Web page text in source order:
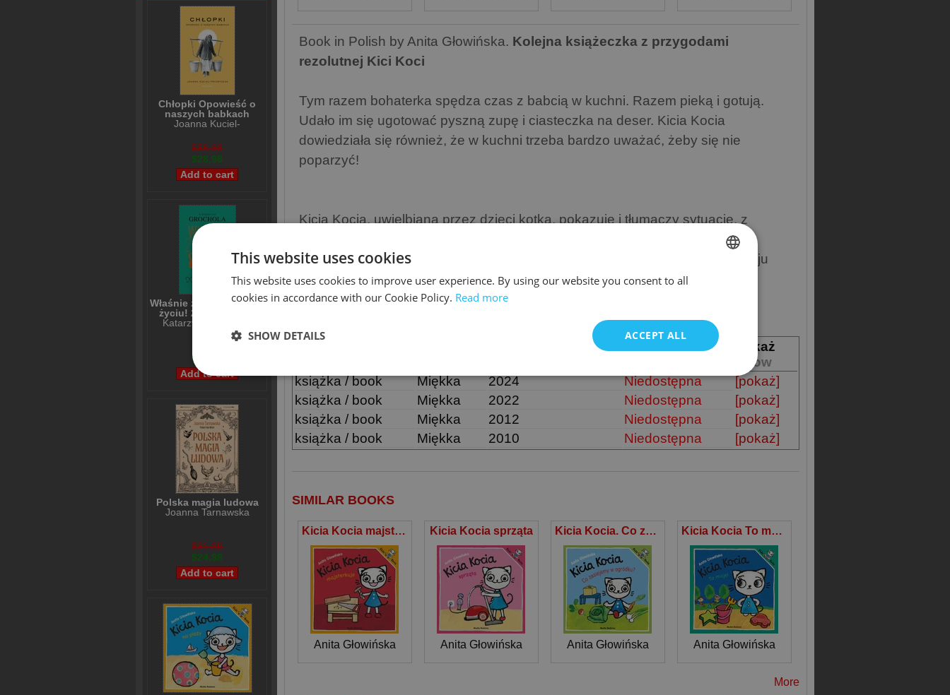
Chłopki Opowieść o
naszych babkach
Joanna Kuciel-
$36,38
$28,98
Właśnie że tak! Nigdy w
życiu! 20 lat później
Katarzyna Grochola
$31,21
$24,98
Polska magia ludowa
Joanna Tarnawska
$31,89
$24,98
Book in Polish by Anita Głowińska. Kolejna książeczka z przygodami
rezolutnej Kici Koci
Tym razem bohaterka spędza czas z babcią w kuchni. Razem pieką i gotują.
Udało im się ugotować pyszną zupę i ciasteczka na deser. Kicia Kocia
dowiedziała się również, że w kuchni trzeba bardzo uważać, żeby się nie
poparzyć!
Kicia Kocia, uwielbiana przez dzieci kotka, pokazuje i tłumaczy sytuacje, z
Historyjki przedstawiają zagadnienia w odpowiedni dla danego etapu rozwoju
sposób.
Pokaż
Show
książka / book
Miękka 2024 Niedostępna
[pokaż]
książka / book
Miękka 2022 Niedostępna
[pokaż]
książka / book
Miękka 2012 Niedostępna
[pokaż]
książka / book
Miękka 2010 Niedostępna [pokaż]
SIMILAR BOOKS
Kicia Kocia majsterkuje
Anita Głowińska
Kicia Kocia sprząta
Anita Głowińska
Kicia Kocia. Co zasiejemy w ogródku?
Anita Głowińska
Kicia Kocia To moje!
Anita Głowińska
More
This website uses cookies
This website uses cookies to improve user experience. By using our website you consent to all
cookies in accordance with our Cookie Policy. Read more
ACCEPT ALL
SHOW DETAILS